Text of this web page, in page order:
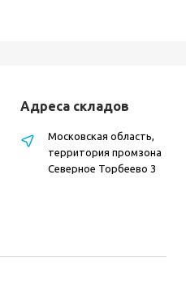
Адреса складов
Московская область,
территория промзона
Северное Торбеево 3